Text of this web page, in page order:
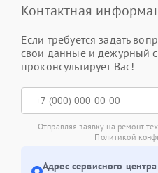
Контактная
Если требуется задать
свои данные и дежурный
проконсультирует Вас!
Отправляя заявку на ремонт
Политикой
Адрес сервисного